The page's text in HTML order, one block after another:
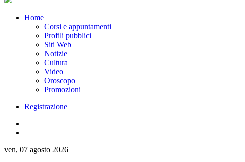
Home
Corsi e appuntamenti
Profili pubblici
Siti Web
Notizie
Cultura
Video
Oroscopo
Promozioni
Registrazione
ven, 07 agosto 2026